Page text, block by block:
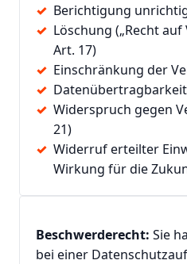
Berichtigung
Löschung („Recht
Art. 17)
Einschränkung der
Widerspruch gegen
21)
Widerruf erteilter
Wirkung für die
Beschwerderecht: Sie
bei einer